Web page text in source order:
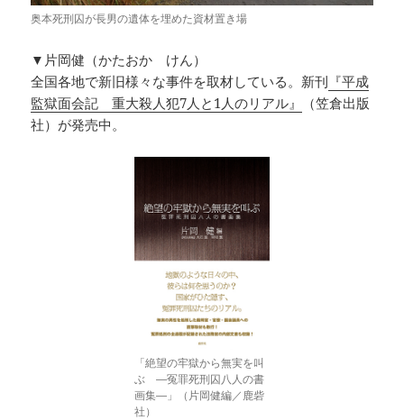
奥本死刑囚が長男の遺体を埋めた資材置き場
▼片岡健（かたおか けん）
全国各地で新旧様々な事件を取材している。新刊 『平成
監獄面会記 重大殺人犯7人と1人のリアル』
（笠倉出版
社）が発売中。
「絶望の牢獄から無実を叫
ぶ ―冤罪死刑囚八人の書
画集―」（片岡健編／鹿砦
社）